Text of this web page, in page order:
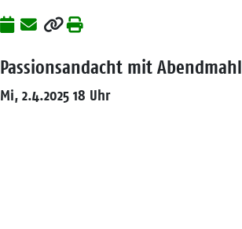
Passionsandacht mit Abendmahl
Mi, 2.4.2025 18 Uhr